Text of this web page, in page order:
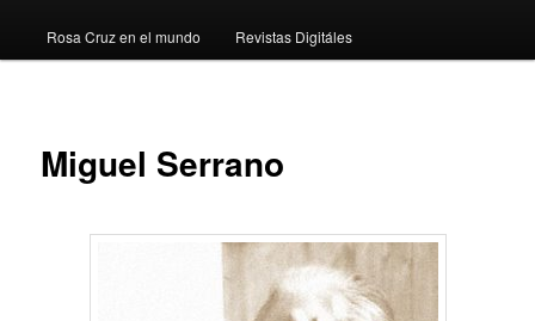
Rosa Cruz en el mundo Revistas Digitáles
Miguel Serrano